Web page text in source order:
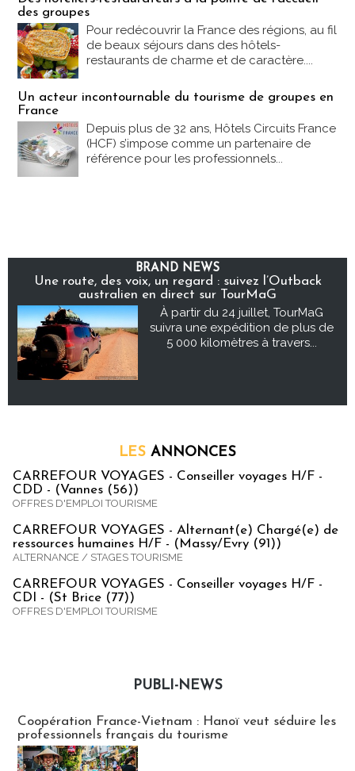
des groupes
Pour redécouvrir la France des régions, au fil
de beaux séjours dans des hôtels-
restaurants de charme et de caractère....
Un acteur incontournable du tourisme de groupes en
France
Depuis plus de 32 ans, Hôtels Circuits France
(HCF) s’impose comme un partenaire de
référence pour les professionnels...
BRAND NEWS
Une route, des voix, un regard : suivez l’Outback
australien en direct sur TourMaG
À partir du 24 juillet, TourMaG
suivra une expédition de plus de
5 000 kilomètres à travers...
LES ANNONCES
CARREFOUR VOYAGES - Conseiller voyages H/F -
CDD - (Vannes (56))
OFFRES D'EMPLOI TOURISME
CARREFOUR VOYAGES - Alternant(e) Chargé(e) de
ressources humaines H/F - (Massy/Evry (91))
ALTERNANCE / STAGES TOURISME
CARREFOUR VOYAGES - Conseiller voyages H/F -
CDI - (St Brice (77))
OFFRES D'EMPLOI TOURISME
PUBLI-NEWS
Coopération France-Vietnam : Hanoï veut séduire les
professionnels français du tourisme